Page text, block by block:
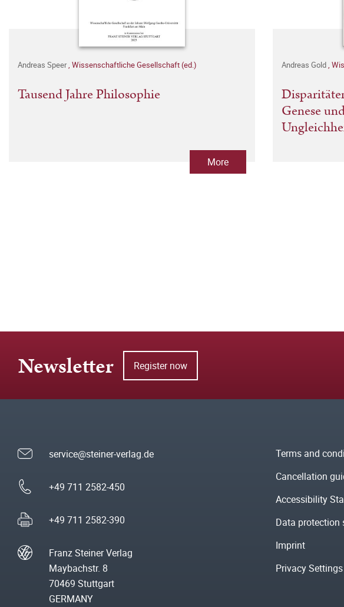
Andreas Speer, Wissenschaftliche Gesellschaft (ed.)
Tausend Jahre Philosophie
More
Andreas Gold,
Genese
Newsletter Register now
service@steiner-verlag.de
+49 711 2582-450
+49 711 2582-390
Franz Steiner Verlag
Maybachstr. 8
70469 Stuttgart
GERMANY
Terms and
Cancellation
Accessibility
Data protection
Imprint
Privacy Settings